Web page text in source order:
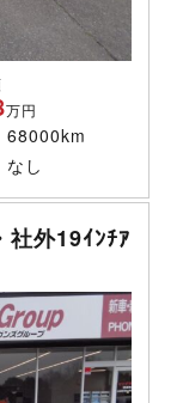
万円
68000km
なし
外19ｲﾝﾁｱ